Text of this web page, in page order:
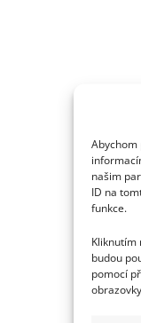
Abychom
našim
ID na
funkce.
Kliknutím
budou
pomocí